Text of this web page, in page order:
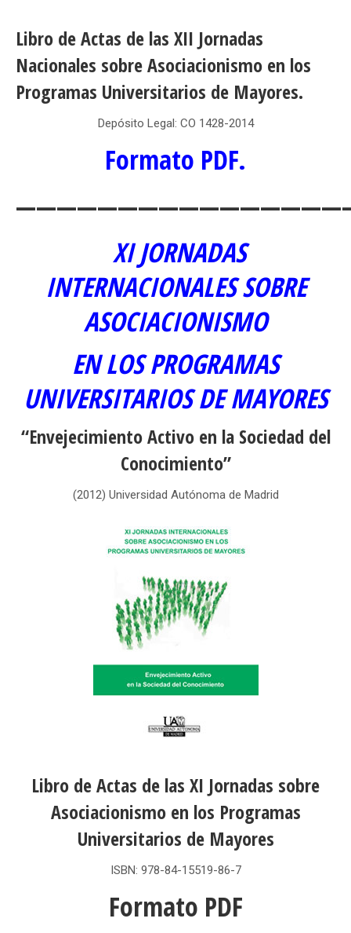
Libro de Actas de las XII Jornadas
Nacionales sobre Asociacionismo en los
Programas Universitarios de Mayores.
Depósito Legal: CO 1428-2014
Formato PDF.
XI JORNADAS
INTERNACIONALES SOBRE
ASOCIACIONISMO
EN LOS PROGRAMAS
UNIVERSITARIOS DE MAYORES
“Envejecimiento Activo en la Sociedad del
Conocimiento”
(2012) Universidad Autónoma de Madrid
Libro de Actas de las XI Jornadas sobre
Asociacionismo en los Programas
Universitarios de Mayores
ISBN: 978-84-15519-86-7
Formato PDF